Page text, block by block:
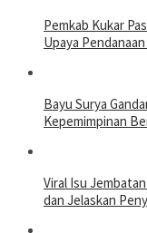
Pemkab Kukar
Upaya
Bayu Surya
Kepemimpinan
Viral Isu
dan Jelaskan